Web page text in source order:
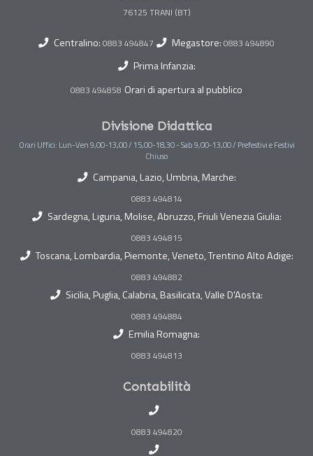
Centralino: 0883 494847 Megastore: 0883 494890
Prima Infanzia:
0883 494858 Orari di apertura al pubblico
Divisione Didattica
Orari Uffici: Lun-Ven 9,00-13,00 / 15,00-18,30 - Sab 9,00-13,00 / Prefestivi e Festivi
Chiuso
Campania, Lazio, Umbria, Marche:
0883 494814
Sardegna, Liguria, Molise, Abruzzo, Friuli Venezia Giulia:
0883 494815
Toscana, Lombardia, Piemonte, Veneto, Trentino Alto Adige:
0883 494882
Sicilia, Puglia, Calabria, Basilicata, Valle D'Aosta:
0883 494884
Emilia Romagna:
0883 494813
Contabilità
0883 494820